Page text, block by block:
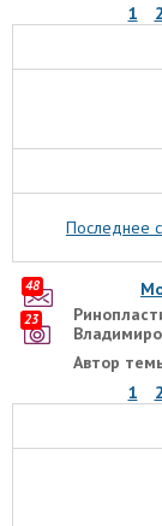
1
2
Последнее
Автор
1
2
48
23